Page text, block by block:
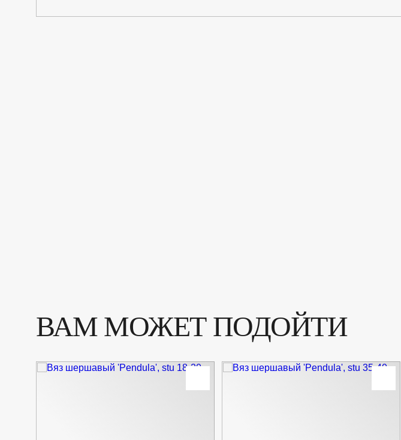
ВАМ МОЖЕТ ПОДОЙТИ